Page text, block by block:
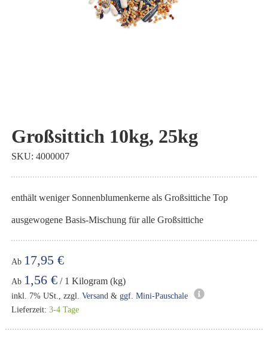
Anfang
der
Bildgalerie
springen
Großsittich 10kg, 25kg
Ab 17,95 €
Ab 1,56 € / 1 Kilogram (kg)
inkl. 7% USt., zzgl.Versand &ggf. Mini-Pauschale
Lieferzeit:3-4 Tage
enthält weniger Sonnenblumenkerne als Großsittiche Top
ausgewogene Basis-Mischung für alle Großsittiche
SKU 4000007